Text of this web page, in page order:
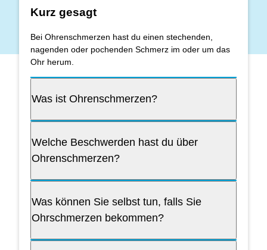
Kurz gesagt
Bei Ohrenschmerzen hast du einen stechenden,
nagenden oder pochenden Schmerz im oder um das
Ohr herum.
Was ist Ohrenschmerzen?
Welche Beschwerden hast du über
Ohrenschmerzen?
Was können Sie selbst tun, falls Sie
Ohrschmerzen bekommen?